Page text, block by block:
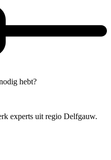
hebt?
experts uit regio Delfgauw.